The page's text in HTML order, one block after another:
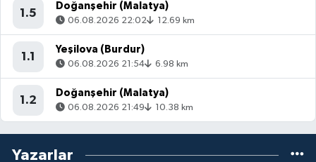
1.5
Doğanşehir (Malatya)
06.08.2026 22:02 12.69 km
1.1
Yeşilova (Burdur)
06.08.2026 21:54 6.98 km
1.2
Doğanşehir (Malatya)
06.08.2026 21:49 10.38 km
Yazarlar